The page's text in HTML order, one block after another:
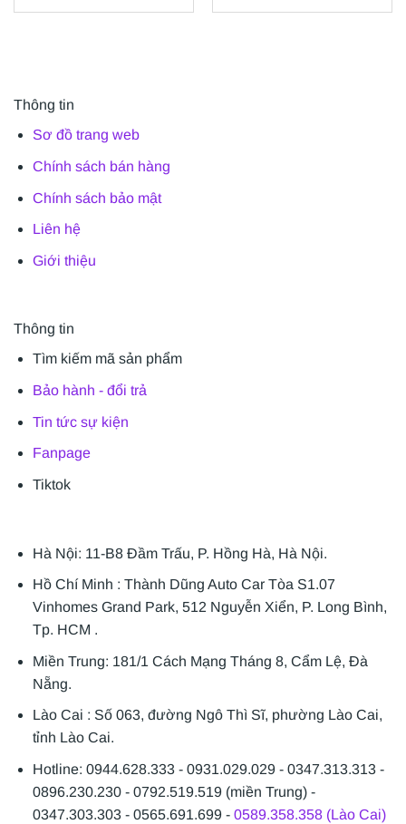
Thông tin
Sơ đồ trang web
Chính sách bán hàng
Chính sách bảo mật
Liên hệ
Giới thiệu
Thông tin
Tìm kiếm mã sản phẩm
Bảo hành - đổi trả
Tin tức sự kiện
Fanpage
Tiktok
Hà Nội: 11-B8 Đầm Trấu, P. Hồng Hà, Hà Nội.
Hồ Chí Minh : Thành Dũng Auto Car Tòa S1.07
Vinhomes Grand Park, 512 Nguyễn Xiển, P. Long Bình,
Tp. HCM .
Miền Trung: 181/1 Cách Mạng Tháng 8, Cẩm Lệ, Đà
Nẵng.
Lào Cai : Số 063, đường Ngô Thì Sĩ, phường Lào Cai,
tỉnh Lào Cai.
Hotline: 0944.628.333 - 0931.029.029 - 0347.313.313 -
0896.230.230 - 0792.519.519 (miền Trung) -
0347.303.303 - 0565.691.699 - 0589.358.358 (Lào Cai)